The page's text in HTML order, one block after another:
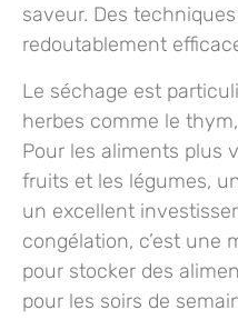
saveur. Des
redoutablement
Le séchage est
herbes comme le
Pour les aliments plus
fruits et les légumes,
un excellent
congélation, c’est une
pour stocker des
pour les soirs de